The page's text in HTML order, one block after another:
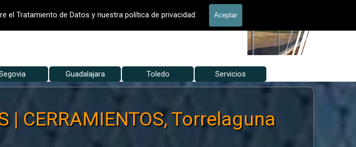
el Tratamiento de Datos y nuestra política de privacidad. Aceptar
Saltar menú
▼ ▼
Guadalajara ▼
Toledo ▼
Servicios
| CERRAMIENTOS, Torrelaguna